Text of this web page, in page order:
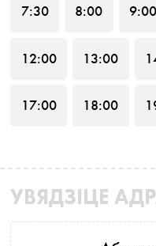
7:30 8:00 9:00
12:00 13:00
17:00 18:00
УВЯДЗІЦЕ